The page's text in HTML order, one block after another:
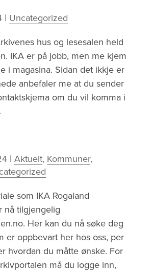
| Uncategorized
hus og lesesalen held
IKA er på jobb, men me kjem
i magasina. Sidan det ikkje er
anbefaler me at du sender
om du vil komma i
| Aktuelt, Kommuner,
som IKA Rogaland
nå tilgjengelig
Her kan du nå søke deg
er oppbevart her hos oss, per
hvordan du måtte ønske. For
må du logge inn,